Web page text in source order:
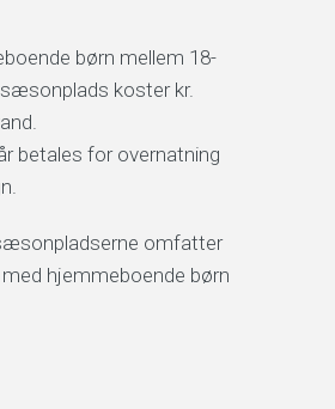
børn mellem 18-
koster kr.
betales for overnatning
omfatter
hjemmeboende børn